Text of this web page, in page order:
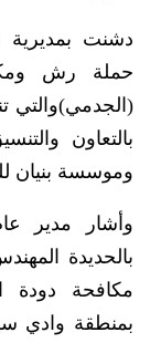
دشنت بمديرية
حملة رش
(الجدمي)والتي
بالتعاون
وموسسة بنيان
وأشار مدير
بالحديدة
مكافحة دودة
بمنطقة وادي